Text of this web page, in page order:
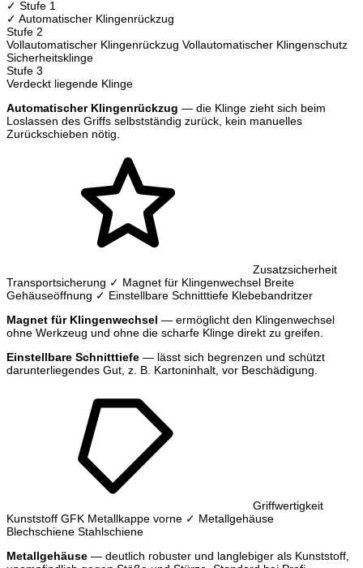
✓ Stufe 1
✓ Automatischer Klingenrückzug
Stufe 2
Vollautomatischer Klingenrückzug Vollautomatischer Klingenschutz
Sicherheitsklinge
Stufe 3
Verdeckt liegende Klinge
Automatischer Klingenrückzug — die Klinge zieht sich beim
Loslassen des Griffs selbstständig zurück, kein manuelles
Zurückschieben nötig.
Zusatzsicherheit
Transportsicherung ✓ Magnet für Klingenwechsel Breite
Gehäuseöffnung ✓ Einstellbare Schnitttiefe Klebebandritzer
Magnet für Klingenwechsel — ermöglicht den Klingenwechsel
ohne Werkzeug und ohne die scharfe Klinge direkt zu greifen.
Einstellbare Schnitttiefe — lässt sich begrenzen und schützt
darunterliegendes Gut, z. B. Kartoninhalt, vor Beschädigung.
Griffwertigkeit
Kunststoff GFK Metallkappe vorne ✓ Metallgehäuse
Blechschiene Stahlschiene
Metallgehäuse — deutlich robuster und langlebiger als Kunststoff,